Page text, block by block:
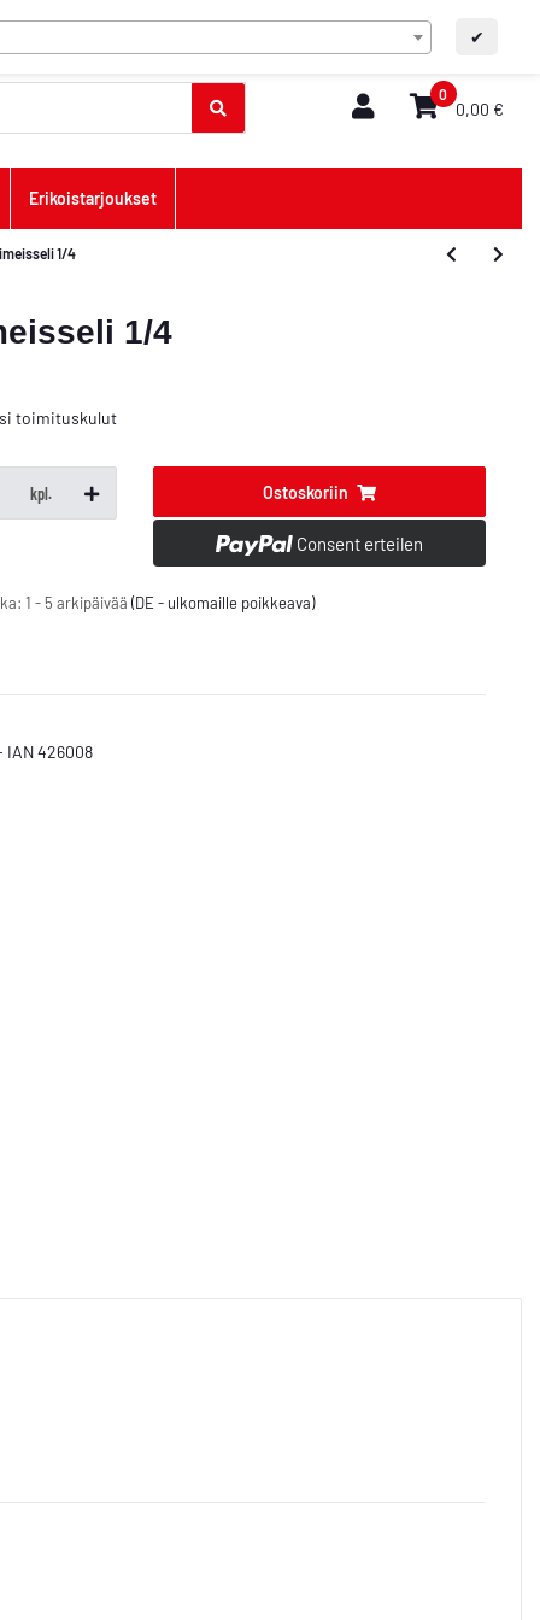
✔
FI FAQ/Ota yhteyttä
0
0,00 €
Erikoistarjoukset
1/4
1/4
toimituskulut
kpl. Ostoskoriin
Consent erteilen
1 - 5 arkipäivää (DE - ulkomaille poikkeava)
IAN 426008